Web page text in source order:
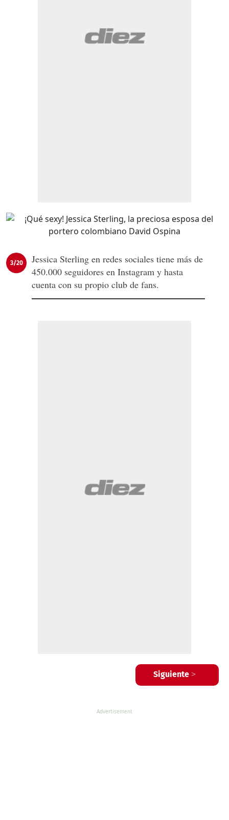
3/20
Jessica Sterling en redes sociales tiene más de
450.000 seguidores en Instagram y hasta
cuenta con su propio club de fans.
Siguiente >